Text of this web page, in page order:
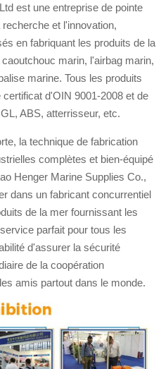
est une entreprise de pointe
et l'innovation,
en fabriquant les produits de la
marin, l'airbag marin,
marine. Tous les produits
d'OIN 9001-2008 et de
ABS, atterrisseur, etc.
la technique de fabrication
complètes et bien-équipé
Henger Marine Supplies Co.,
dans un fabricant concurrentiel
de la mer fournissant les
parfait pour tous les
d'assurer la sécurité
de la coopération
amis partout dans le monde.